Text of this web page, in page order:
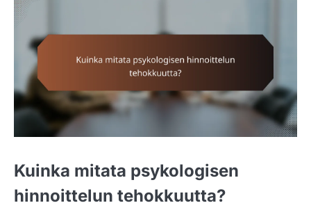
Kuinka mitata psykologisen
hinnoittelun tehokkuutta?